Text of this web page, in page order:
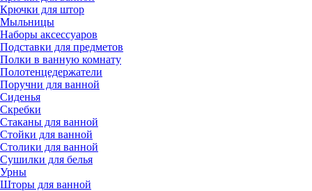
Крючки для штор
Мыльницы
Наборы аксессуаров
Подставки для предметов
Полки в ванную комнату
Полотенцедержатели
Поручни для ванной
Сиденья
Скребки
Стаканы для ванной
Стойки для ванной
Столики для ванной
Сушилки для белья
Урны
Шторы для ванной